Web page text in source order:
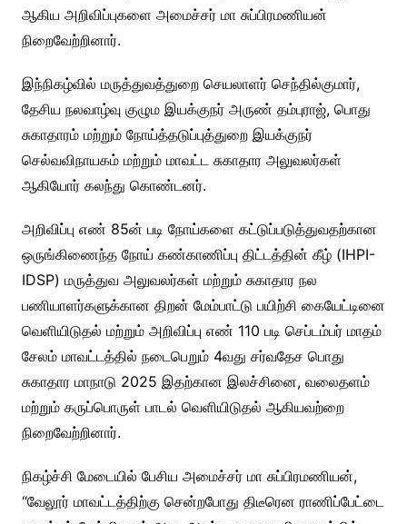
ஆகிய அறிவிப்புகளை அமைச்சர் மா சுப்பிரமணியன்
நிறைவேற்றினார்.
இந்நிகழ்வில் மருத்துவத்துறை செயலாளர் செந்தில்குமார்,
தேசிய நலவாழ்வு குழும இயக்குநர் அருண் தம்புராஜ், பொது
சுகாதாரம் மற்றும் நோய்த்தடுப்புத்துறை இயக்குநர்
செல்வவிநாயகம் மற்றும் மாவட்ட சுகாதார அலுவலர்கள்
ஆகியோர் கலந்து கொண்டனர்.
அறிவிப்பு எண் 85ன் படி நோய்களை கட்டுப்படுத்துவதற்கான
ஒருங்கிணைந்த நோய் கண்காணிப்பு திட்டத்தின் கீழ் (IHPI-
IDSP) மருத்துவ அலுவலர்கள் மற்றும் சுகாதார நல
பணியாளர்களுக்கான திறன் மேம்பாட்டு பயிற்சி கையேட்டினை
வெளியிடுதல் மற்றும் அறிவிப்பு எண் 110 படி செப்டம்பர் மாதம்
சேலம் மாவட்டத்தில் நடைபெறும் 4வது சர்வதேச பொது
சுகாதார மாநாடு 2025 இதற்கான இலச்சினை, வலைதளம்
மற்றும் கருப்பொருள் பாடல் வெளியிடுதல் ஆகியவற்றை
நிறைவேற்றினார்.
நிகழ்ச்சி மேடையில் பேசிய அமைச்சர் மா சுப்பிரமணியன்,
“வேலூர் மாவட்டத்திற்கு சென்றபோது திடீரென ராணிப்பேட்டை